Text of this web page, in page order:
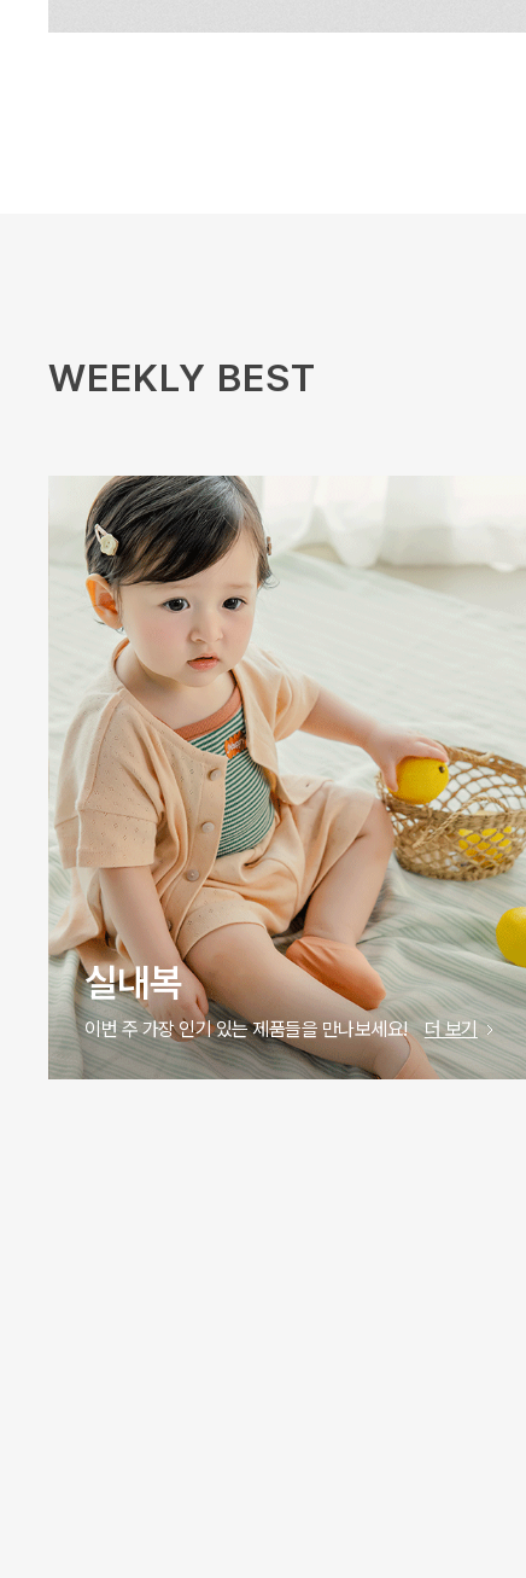
WEEKLY BEST
원피스
이번 주 가장 인기 있는 제품들을 만나보세요! 더 보기